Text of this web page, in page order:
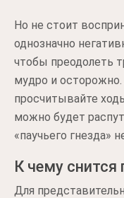
Но не стоит
однозначно
чтобы преодолеть
мудро и
просчитывайте
можно будет
«паучьего гнезда»
К чему снится
Для